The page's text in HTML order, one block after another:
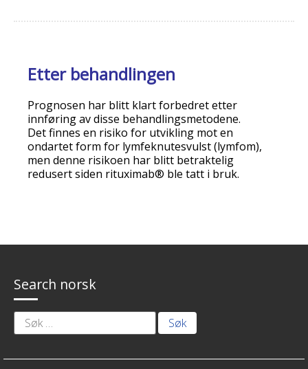
Etter behandlingen
Prognosen har blitt klart forbedret etter
innføring av disse behandlingsmetodene.
Det finnes en risiko for utvikling mot en
ondartet form for lymfeknutesvulst (lymfom),
men denne risikoen har blitt betraktelig
redusert siden rituximab® ble tatt i bruk.
Search norsk
Søk
etter: